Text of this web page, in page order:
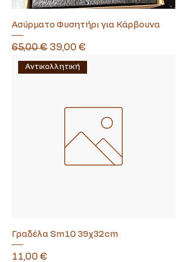
Ασύρματο Φυσητήρι για Κάρβουνα
Κανονική τιμή
65,00 € Τιμή Έκπτωσης
39,00 €
Αντικολλητική
Γραδέλα Sm10 39χ32cm
Τιμή
11,00 €